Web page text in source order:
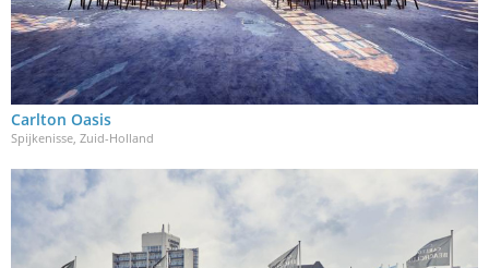
Carlton Oasis
Spijkenisse, Zuid-Holland